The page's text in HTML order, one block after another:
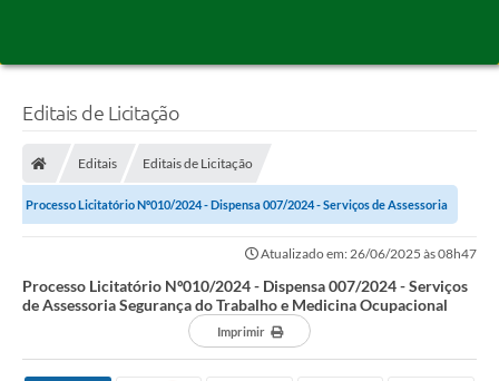
Editais de Licitação
Editais Editais de Licitação
Processo Licitatório Nº010/2024 - Dispensa 007/2024 - Serviços de Assessoria
Atualizado em: 26/06/2025 às 08h47
Processo Licitatório Nº010/2024 - Dispensa 007/2024 - Serviços
de Assessoria Segurança do Trabalho e Medicina Ocupacional
Imprimir